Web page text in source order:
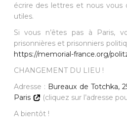
écrire des lettres et nous vous
utiles.
Si vous n’êtes pas à Paris,
prisonnières et prisonniers
https://memorial-france.org/
CHANGEMENT DU LIEU !
Adresse : Bureaux de Totchka,
Paris
(cliquez sur l’adresse
A bientôt !